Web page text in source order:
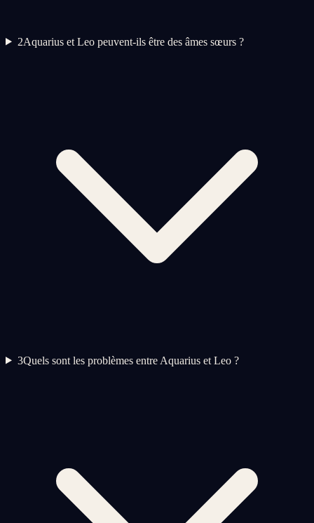
2Aquarius et Leo peuvent-ils être des âmes sœurs ?
3Quels sont les problèmes entre Aquarius et Leo ?